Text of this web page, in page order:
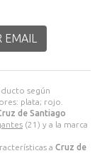
según
plata; rojo.
de Santiago
(21) y a la marca
a Cruz de
EMAIL